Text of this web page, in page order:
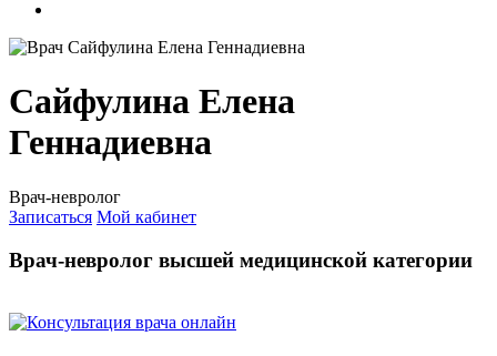
Сайфулина Елена
Геннадиевна
Врач-невролог
Записаться Мой кабинет
Врач-невролог высшей медицинской категории